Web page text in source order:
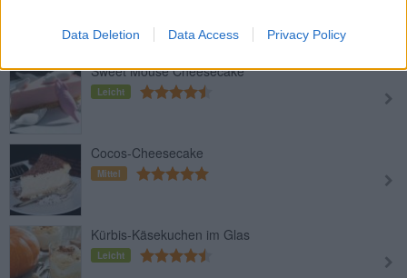
Data Deletion Data Access Privacy Policy
Sweet Mouse Cheesecake
Leicht
Cocos-Cheesecake
Mittel
Kürbis-Käsekuchen im Glas
Leicht